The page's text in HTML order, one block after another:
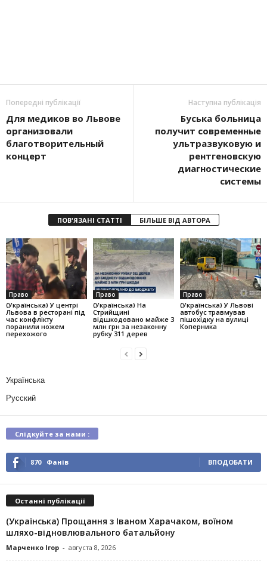
Попередні публікації
Для медиков во Львове
организовали
благотворительный
концерт
Наступна публікація
Буська больница
получит современные
ультразвуковую и
рентгеновскую
диагностические
системы
ПОВ'ЯЗАНІ СТАТТІ БІЛЬШЕ ВІД АВТОРА
Право
(Українська) У центрі
Львова в ресторані під
час конфлікту
поранили ножем
перехожого
Право
(Українська) На
Стрийщині
відшкодовано майже 3
млн грн за незаконну
рубку 311 дерев
Право
(Українська) У Львові
автобус травмував
пішохідку на вулиці
Коперника
Українська
Русский
Слідкуйте за нами :
870 Фанів ВПОДОБАТИ
Останні публікації
(Українська) Прощання з Іваном Харачаком, воїном
шляхо-відновлювального батальйону
Марченко Ігор - августа 8, 2026